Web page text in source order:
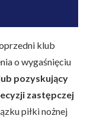
klub
o wygaśnięciu
pozyskujący
zastępczej
piłki nożnej